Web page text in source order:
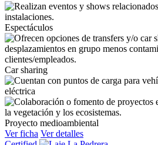
Espectáculos
Car sharing
eléctrica
Proyecto medioambiental
Ver ficha Ver detalles